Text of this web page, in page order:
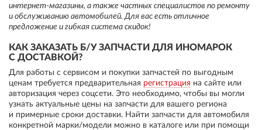
интернет-магазины, а также частных специалистов по ремонту
и обслуживанию автомобилей. Для вас есть отличное
предложение и гибкая система скидок!
КАК ЗАКАЗАТЬ Б/У ЗАПЧАСТИ ДЛЯ ИНОМАРОК
С ДОСТАВКОЙ?
Для работы с сервисом и покупки запчастей по выгодным
ценам требуется предварительная регистрация на сайте или
авторизация через соцсети. Это необходимо, чтобы вы могли
узнать актуальные цены на запчасти для вашего региона
и примерные сроки доставки. Найти запчасти для автомобиля
конкретной марки/модели можно в каталоге или при помощи